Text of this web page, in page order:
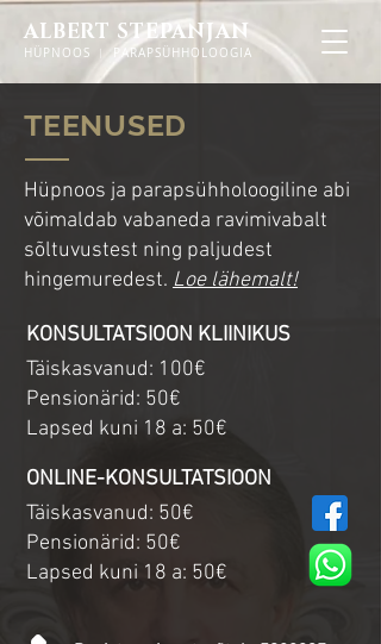
ALBERT STEPANJAN
HÜPNOOS ︱ PARAPSÜHHOLOOGIA
TEENUSED
Hüpnoos ja parapsühholoogiline abi
võimaldab vabaneda ravimivabalt
sõltuvustest ning paljudest
hingemuredest. Loe lähemalt!
KONSULTATSIOON KLIINIKUS
Täiskasvanud: 100€
Pensionärid: 50€
Lapsed kuni 18 a: 50€
ONLINE-KONSULTATSIOON
Täiskasvanud: 50€
Pensionärid: 50€
Lapsed kuni 18 a: 50€